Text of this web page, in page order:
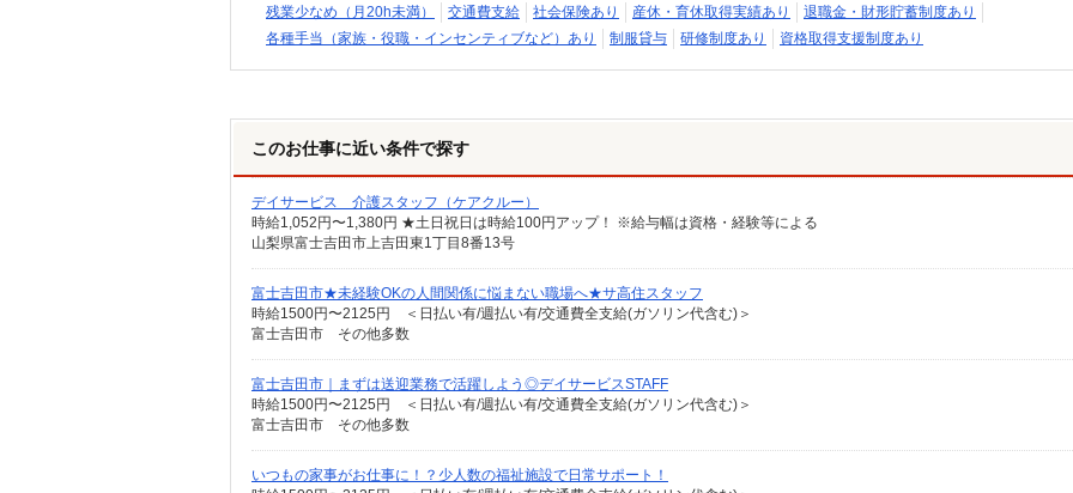
残業少なめ（月20h未満）
交通費支給 社会保険あり 産休・育休取得実績あり
退職金・財形貯蓄制度あり
各種手当（家族・役職・インセンティブなど）あり
制服貸与 研修制度あり 資格取得支援制度あり
このお仕事に近い条件で探す
デイサービス 介護スタッフ（ケアクルー）
時給1,052円〜1,380円 ★土日祝日は時給100円アップ！ ※給与幅は資格・経験等による
山梨県富士吉田市上吉田東1丁目8番13号
富士吉田市★未経験OKの人間関係に悩まない職場へ★サ高住スタッフ
時給1500円〜2125円 ＜日払い有/週払い有/交通費全支給(ガソリン代含む)＞
富士吉田市 その他多数
富士吉田市｜まずは送迎業務で活躍しよう◎デイサービスSTAFF
時給1500円〜2125円 ＜日払い有/週払い有/交通費全支給(ガソリン代含む)＞
富士吉田市 その他多数
いつもの家事がお仕事に！？少人数の福祉施設で日常サポート！